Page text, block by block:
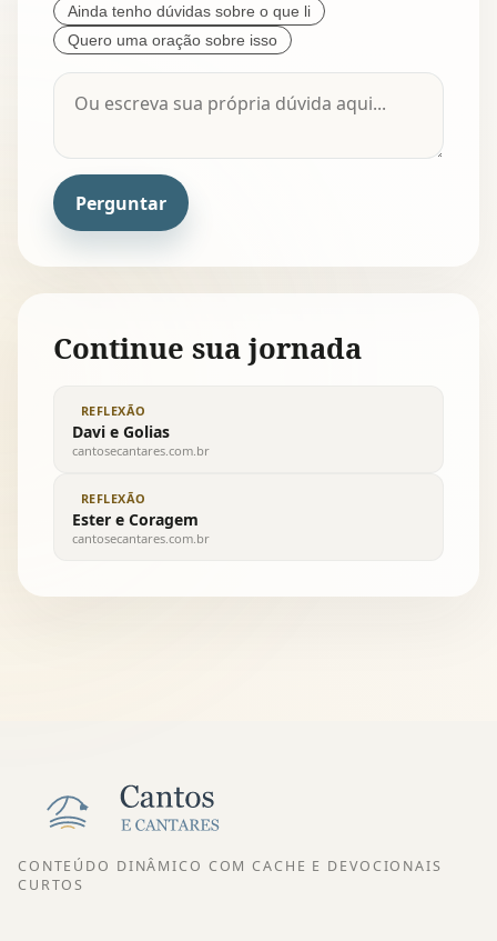
Ainda tenho dúvidas sobre o que li
Quero uma oração sobre isso
Perguntar
Continue sua jornada
REFLEXÃO
Davi e Golias
cantosecantares.com.br
REFLEXÃO
Ester e Coragem
cantosecantares.com.br
CONTEÚDO DINÂMICO COM CACHE E DEVOCIONAIS
CURTOS